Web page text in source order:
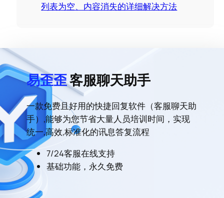
列表为空、内容消失的详细解决方法
易歪歪客服聊天助手
一款免费且好用的快捷回复软件（客服聊天助
手）,能够为您节省大量人员培训时间，实现
统一,高效,标准化的讯息答复流程
7/24客服在线支持
基础功能，永久免费